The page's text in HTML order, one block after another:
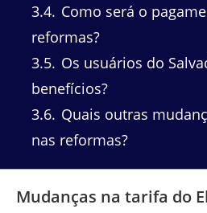
3.4 Como será o
reformas?
3.5 Os usuários do
benefícios?
3.6 Quais outras
nas reformas?
Mudanças na tarifa do